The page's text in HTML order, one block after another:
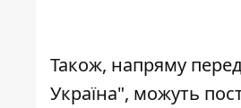
Також, напряму
Україна", можуть